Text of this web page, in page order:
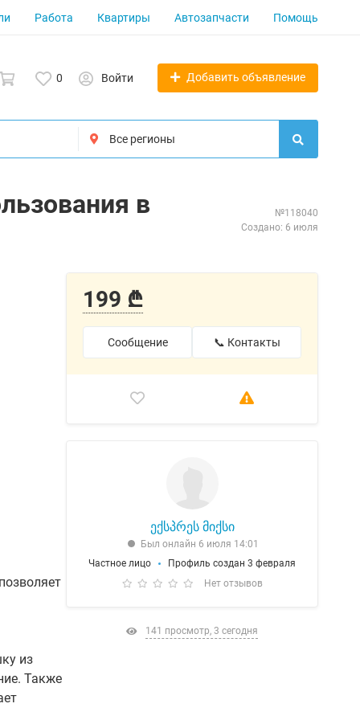
Работа Квартиры Автозапчасти Помощь
0 Войти Добавить объявление
в
№118040
Создано: 6 июля
из
Также
199 ₾
Сообщение 📞 Контакты
ექსპრეს მიქსი
Был онлайн 6 июля 14:01
Частное лицо
Профиль создан 3 февраля
Нет отзывов
141 просмотр, 3 сегодня